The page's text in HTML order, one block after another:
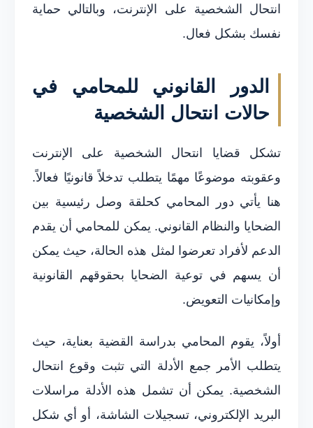
انتحال الشخصية على الإنترنت، وبالتالي حماية
نفسك بشكل فعال.
الدور القانوني للمحامي في
حالات انتحال الشخصية
تشكل قضايا انتحال الشخصية على الإنترنت
وعقوبته موضوعًا مهمًا يتطلب تدخلاً قانونيًا فعالاً.
هنا يأتي دور المحامي كحلقة وصل رئيسية بين
الضحايا والنظام القانوني. يمكن للمحامي أن يقدم
الدعم لأفراد تعرضوا لمثل هذه الحالة، حيث يمكن
أن يسهم في توعية الضحايا بحقوقهم القانونية
وإمكانيات التعويض.
أولاً، يقوم المحامي بدراسة القضية بعناية، حيث
يتطلب الأمر جمع الأدلة التي تثبت وقوع انتحال
الشخصية. يمكن أن تشمل هذه الأدلة مراسلات
البريد الإلكتروني، تسجيلات الشاشة، أو أي شكل